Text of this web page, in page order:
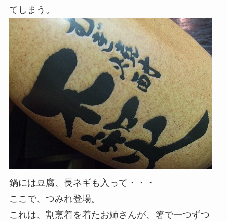
てしまう。
鍋には豆腐、長ネギも入って・・・
ここで、つみれ登場。
これは、割烹着を着たお姉さんが、箸で一つずつ